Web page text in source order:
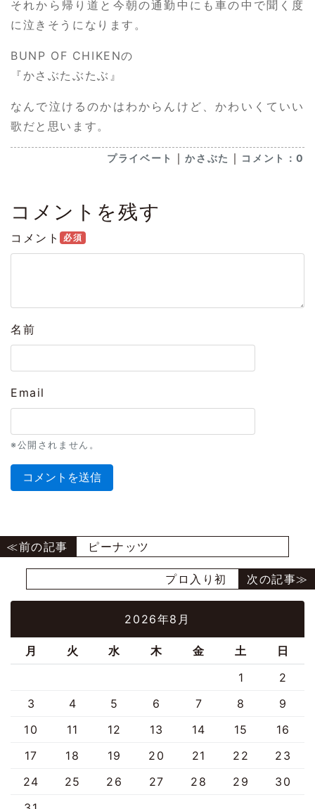
それから帰り道と今朝の通勤中にも車の中で聞く度
に泣きそうになります。
BUNP OF CHIKENの
『かさぶたぶたぶ』
なんで泣けるのかはわからんけど、かわいくていい
歌だと思います。
プライベート ｜かさぶた ｜ コメント：0
コメントを残す
コメント 必須
名前
Email
※公開されません。
ピーナッツ
プロ入り初
2026年8月
月 火 水 木 金 土
日
1
2
3
4 5 6 7 8
9
10
11 12 13 14 15
16
17
18 19 20 21 22
23
24
25 26 27 28 29
30